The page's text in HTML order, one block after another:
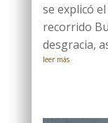
se explicó
recorrido
desgracia,
leer más